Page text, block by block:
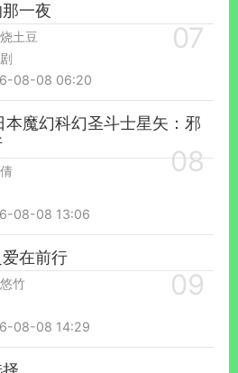
一夜
土豆
08-08 06:20
本魔幻科幻圣斗士星矢：邪
08-08 13:06
在前行
竹
08-08 14:29